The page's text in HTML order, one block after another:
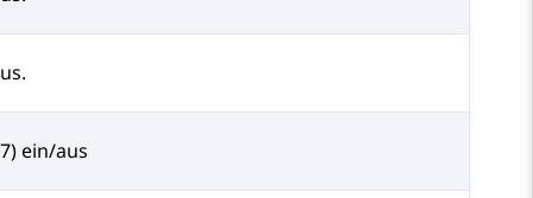
ein/aus